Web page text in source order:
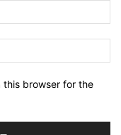
this browser for the